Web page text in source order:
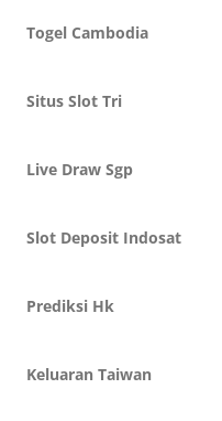
Togel Cambodia
Situs Slot Tri
Live Draw Sgp
Slot Deposit Indosat
Prediksi Hk
Keluaran Taiwan